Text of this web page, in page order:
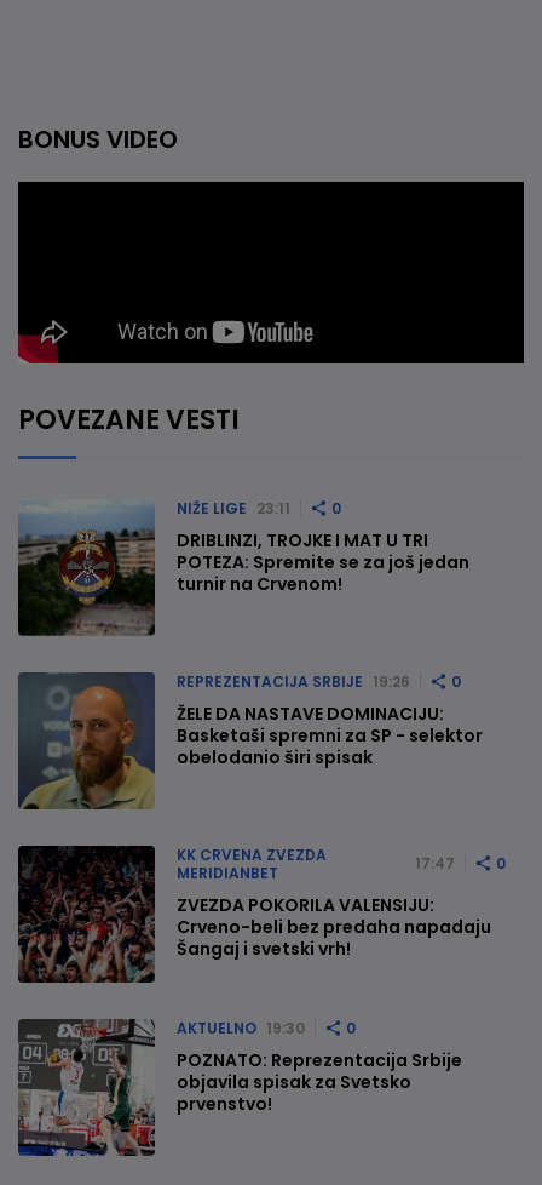
BONUS VIDEO
POVEZANE VESTI
NIŽE LIGE 23:11 0
DRIBLINZI, TROJKE I MAT U TRI
POTEZA: Spremite se za još jedan
turnir na Crvenom!
REPREZENTACIJA SRBIJE 19:26 0
ŽELE DA NASTAVE DOMINACIJU:
Basketaši spremni za SP - selektor
obelodanio širi spisak
KK CRVENA ZVEZDA
MERIDIANBET
17:47 0
ZVEZDA POKORILA VALENSIJU:
Crveno-beli bez predaha napadaju
Šangaj i svetski vrh!
AKTUELNO 19:30 0
POZNATO: Reprezentacija Srbije
objavila spisak za Svetsko
prvenstvo!